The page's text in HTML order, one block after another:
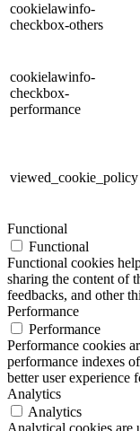
cookielawinfo-
checkbox-others
cookielawinfo-
checkbox-
performance
viewed_cookie_policy
Functional
Functional
Functional cookies
sharing the content of
feedbacks, and other
Performance
Performance
Performance cookies
performance indexes
better user experience
Analytics
Analytics